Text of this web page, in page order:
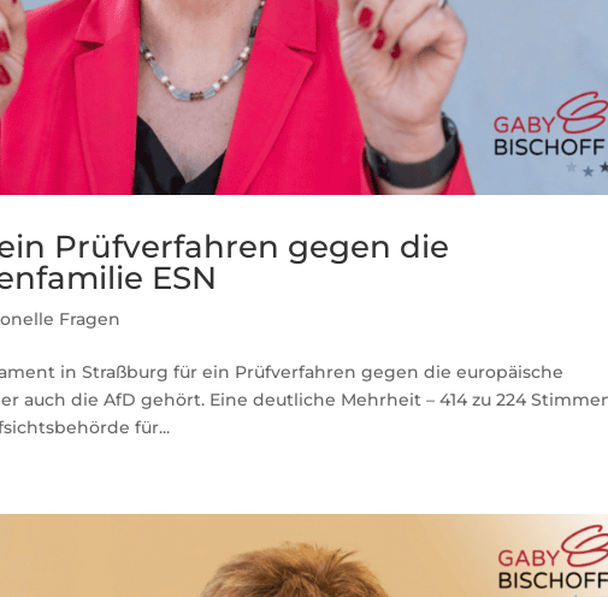
Prüfverfahren gegen die
ESN
Fragen
in Straßburg für ein Prüfverfahren gegen die europäische
auch die AfD gehört. Eine deutliche Mehrheit – 414 zu 224
für...